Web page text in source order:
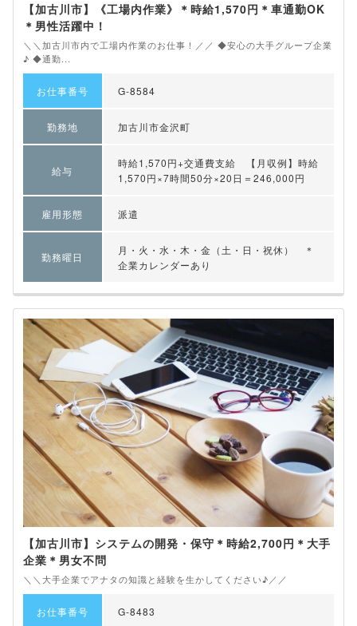
【加古川市】《工場内作業》＊時給1,570円＊車通勤OK
＊男性活躍中！
＼＼加古川市内で工場内作業のお仕事！／／ ◆安心の大手グループ企業
♪ ◆通勤...
お仕事番号 G-8584
勤務地 加古川市金沢町
給与
時給1,570円+交通費支給 【月収例】時給
1,570円×7時間50分×20日＝246,000円
雇用形態 派遣
勤務曜日
月・火・水・木・金（土・日・祝休） ＊
企業カレンダーあり
【加古川市】システムの開発・保守＊時給2,700円＊大手
企業＊男女不問
＼＼大手企業でアナタの知識と経験を生かしてください♪／／
お仕事番号 G-8483